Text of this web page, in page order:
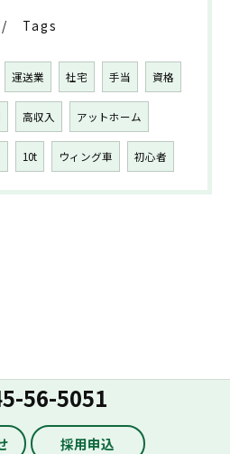
Tags
運送業 社宅 手当 資格
高収入 アットホーム
10t ウィング車 初心者
56-5051
採用申込